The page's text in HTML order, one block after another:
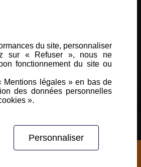
besoins
simplifiée
du site, personnaliser
sur « Refuser », nous ne
fonctionnement du site ou
Mentions légales » en bas de
des données personnelles
».
Personnaliser